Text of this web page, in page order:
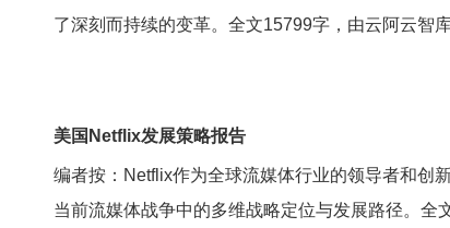
了深刻而持续的变革。全文15799字，由云阿云智
美国Netflix发展策略报告
编者按：Netflix作为全球流媒体行业的领导者和创
当前流媒体战争中的多维战略定位与发展路径。全